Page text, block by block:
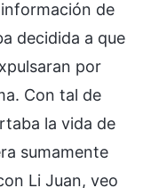
de
decidida a que
por
Con tal de
la vida de
sumamente
Li Juan, veo